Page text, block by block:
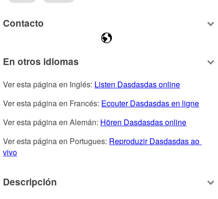
Contacto
En otros idiomas
Ver esta página en Inglés: Listen Dasdasdas online
Ver esta página en Francés: Ecouter Dasdasdas en ligne
Ver esta página en Alemán: Hören Dasdasdas online
Ver esta página en Portugues: Reproduzir Dasdasdas ao
vivo
Descripción